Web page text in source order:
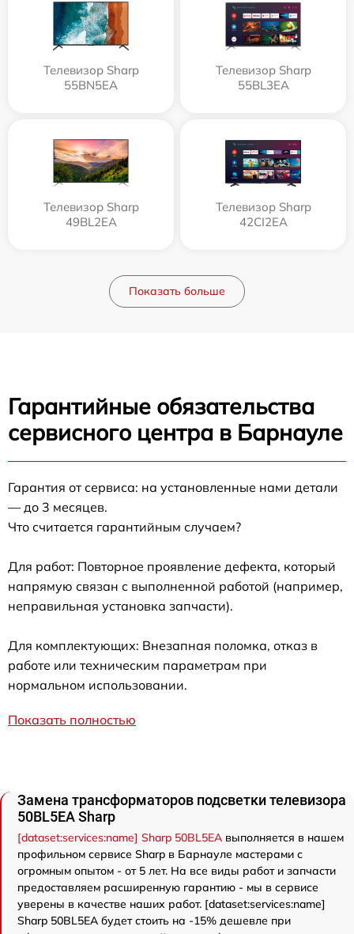
Телевизор Sharp
55BN5EA
Телевизор Sharp
55BL3EA
Телевизор Sharp
49BL2EA
Телевизор Sharp
42CI2EA
Показать больше
Гарантийные обязательства
сервисного центра в Барнауле
Гарантия от сервиса: на установленные нами детали
— до 3 месяцев.
Что считается гарантийным случаем?
Для работ: Повторное проявление дефекта, который
напрямую связан с выполненной работой (например,
неправильная установка запчасти).
Для комплектующих: Внезапная поломка, отказ в
работе или техническим параметрам при
нормальном использовании.
Показать полностью
Замена трансформаторов подсветки телевизора
50BL5EA Sharp
[dataset:services:name] Sharp 50BL5EA выполняется в нашем
профильном сервисе Sharp в Барнауле мастерами с
огромным опытом - от 5 лет. На все виды работ и запчасти
предоставляем расширенную гарантию - мы в сервисе
уверены в качестве наших работ. [dataset:services:name]
Sharp 50BL5EA будет стоить на -15% дешевле при